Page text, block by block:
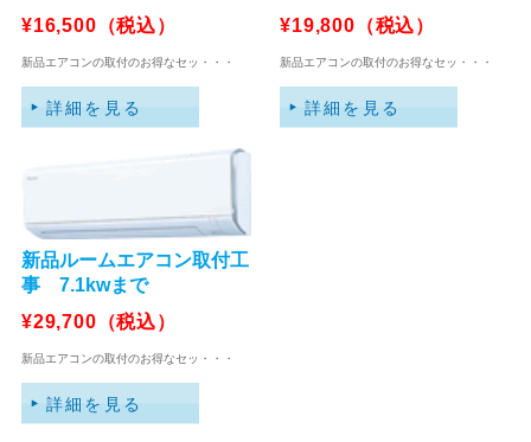
¥16,500（税込）
新品エアコンの取付のお得なセッ・・・
¥19,800（税込）
新品エアコンの取付のお得なセッ・・・
新品ルームエアコン取付工
事 7.1kwまで
¥29,700（税込）
新品エアコンの取付のお得なセッ・・・